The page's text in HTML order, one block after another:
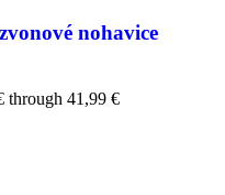
nohavice
through 41,99 €